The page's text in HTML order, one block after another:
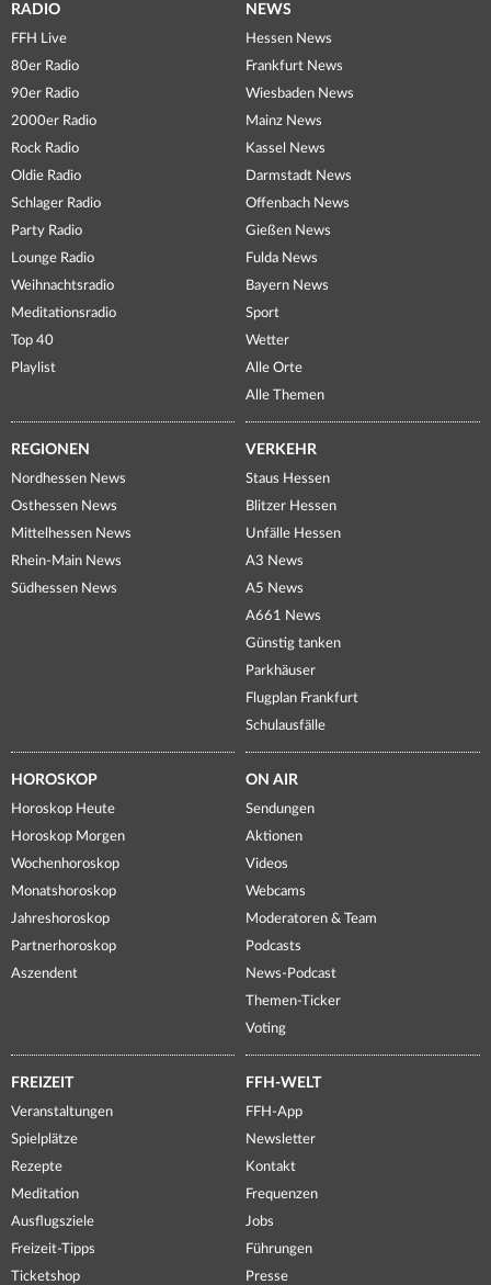
RADIO
FFH Live
80er Radio
90er Radio
2000er Radio
Rock Radio
Oldie Radio
Schlager Radio
Party Radio
Lounge Radio
Weihnachtsradio
Meditationsradio
Top 40
Playlist
NEWS
Hessen News
Frankfurt News
Wiesbaden News
Mainz News
Kassel News
Darmstadt News
Offenbach News
Gießen News
Fulda News
Bayern News
Sport
Wetter
Alle Orte
Alle Themen
REGIONEN
Nordhessen News
Osthessen News
Mittelhessen News
Rhein-Main News
Südhessen News
VERKEHR
Staus Hessen
Blitzer Hessen
Unfälle Hessen
A3 News
A5 News
A661 News
Günstig tanken
Parkhäuser
Flugplan Frankfurt
Schulausfälle
HOROSKOP
Horoskop Heute
Horoskop Morgen
Wochenhoroskop
Monatshoroskop
Jahreshoroskop
Partnerhoroskop
Aszendent
ON AIR
Sendungen
Aktionen
Videos
Webcams
Moderatoren & Team
Podcasts
News-Podcast
Themen-Ticker
Voting
FREIZEIT
Veranstaltungen
Spielplätze
Rezepte
Meditation
Ausflugsziele
Freizeit-Tipps
Ticketshop
FFH-WELT
FFH-App
Newsletter
Kontakt
Frequenzen
Jobs
Führungen
Presse